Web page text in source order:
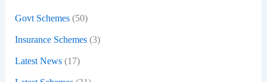
Govt Schemes(50)
Insurance Schemes(3)
Latest News(17)